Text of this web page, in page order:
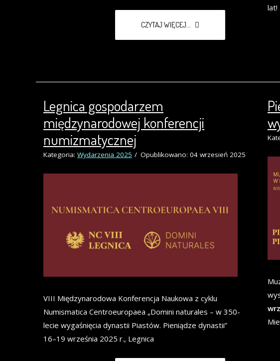
CZYTAJ WIĘCEJ...
lat!
Legnica gospodarzem
międzynarodowej konferencji
numizmatycznej
Kategoria: Wydarzenia 2025 Opublikowano: 04 wrzesień 2025
VIII Międzynarodowa Konferencja Naukowa z cyklu
Numismatica Centroeuropaea „Domini naturales – w 350-
lecie wygaśnięcia dynastii Piastów. Pieniądze dynastii”
16–19 września 2025 r., Legnica